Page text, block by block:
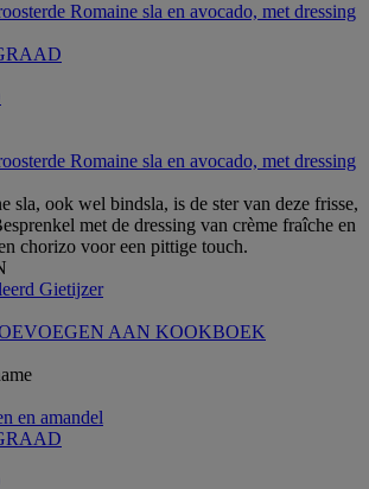
Romaine sla en avocado, met dressing
Romaine sla en avocado, met dressing
sla, ook wel bindsla, is de ster van deze frisse,
met de dressing van crème fraîche en
chorizo voor een pittige touch.
Gietijzer
AAN KOOKBOEK
en amandel